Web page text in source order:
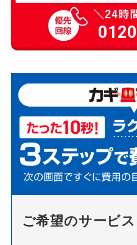
ご希望のサービ